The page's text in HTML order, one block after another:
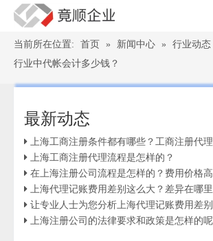
当前所在位置: 首页 » 新闻中心 » 行业动态
行业中代帐会计多少钱？
最新动态
上海工商注册条件都有哪些？工商注册代
上海工商注册代理流程是怎样的？
在上海注册公司流程是怎样的？费用价格高
上海代理记账费用差别这么大？差异在哪里
让专业人士为您分析上海代理记账费用差别
上海注册公司的法律要求和政策是怎样的呢